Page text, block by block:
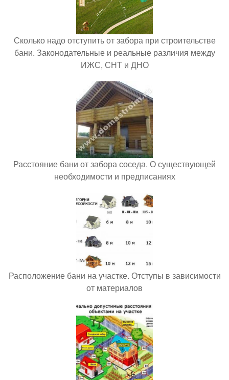
Сколько надо отступить от забора при строительстве
бани. Законодательные и реальные различия между
ИЖС, СНТ и ДНО
Расстояние бани от забора соседа. О существующей
необходимости и предписаниях
Расположение бани на участке. Отступы в зависимости
от материалов